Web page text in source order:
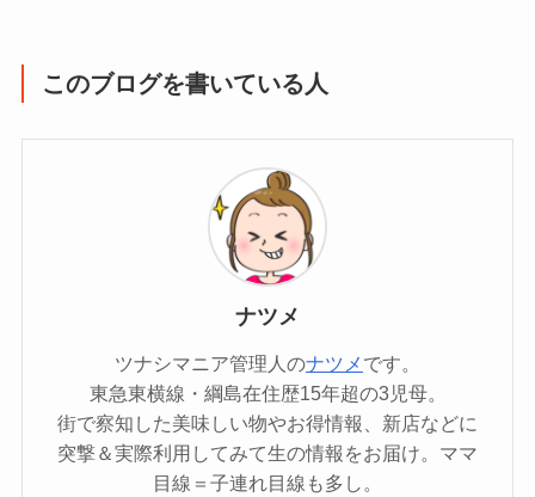
このブログを書いている人
ナツメ
ツナシマニア管理人のナツメ です。
東急東横線・綱島在住歴15年超の3児母。
街で察知した美味しい物やお得情報、新店などに
突撃＆実際利用してみて生の情報をお届け。ママ
目線＝子連れ目線も多し。